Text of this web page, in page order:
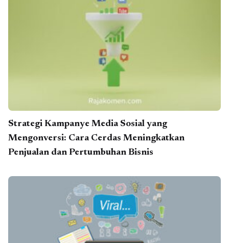
Strategi Kampanye Media Sosial yang
Mengonversi: Cara Cerdas Meningkatkan
Penjualan dan Pertumbuhan Bisnis